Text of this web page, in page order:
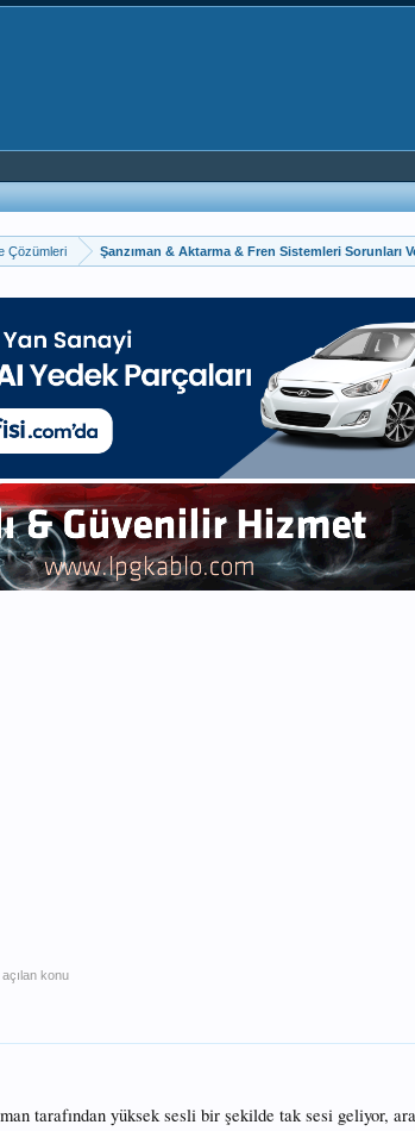
Çözümleri Şanzıman & Aktarma & Fren Sistemleri Sorunları
konu
tarafından yüksek sesli bir şekilde tak sesi geliyor,